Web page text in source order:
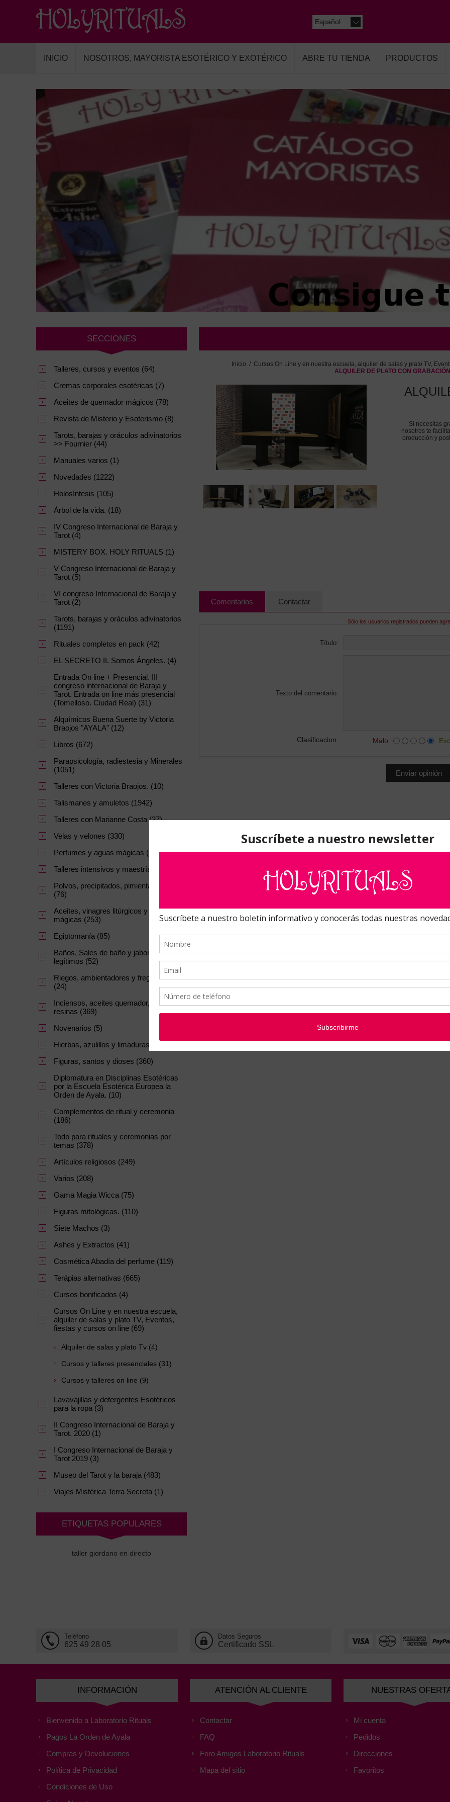
Español
INICIO NOSOTROS, MAYORISTA ESOTÉRICO Y EXOTÉRICO ABRE TU TIENDA PRODUCTOS
Inicio / Cursos On Line y en nuestra escuela, alquiler de salas y plato TV,
ALQUILER DE PLATO CON
Si necesitas
nosotros te
producción y
Comentarios Contactar
Sólo los usuarios registrados pueden
Título:
Texto del comentario:
Clasificacion: Malo
SECCIONES
Talleres, cursos y eventos (64)
Cremas corporales esotéricas (7)
Aceites de quemador mágicos (78)
Revista de Misterio y Esoterismo (8)
Tarots, barajas y oráculos adivinatorios
>> Fournier (44)
Manuales varios (1)
Novedades (1222)
Holosíntesis (105)
Árbol de la vida. (18)
IV Congreso Internacional de Baraja y
Tarot (4)
MISTERY BOX. HOLY RITUALS (1)
V Congreso Internacional de Baraja y
Tarot (5)
VI congreso Internacional de Baraja y
Tarot (2)
Tarots, barajas y oráculos adivinatorios
(1191)
Rituales completos en pack (42)
EL SECRETO II. Somos Ángeles. (4)
Entrada On line + Presencial. III
congreso internacional de Baraja y
Tarot. Entrada on line más presencial
(Tomelloso. Ciudad Real) (31)
Alquímicos Buena Suerte by Victoria
Braojos "AYALA" (12)
Libros (672)
Parapsicología, radiestesia y Minerales
(1051)
Talleres con Victoria Braojos. (10)
Talismanes y amuletos (1942)
Talleres con Marianne Costa (27)
Velas y velones (330)
Perfumes y aguas mágicas (47)
Talleres intensivos y maestrías. (64)
Polvos, precipitados, pimientas y sales
(76)
Aceites, vinagres litúrgicos y tintas
mágicas (253)
Egiptomanía (85)
Baños, Sales de baño y jabones
legítimos (52)
Riegos, ambientadores y fregasuelos
(24)
Inciensos, aceites quemador, carbon y
resinas (369)
Novenarios (5)
Hierbas, azulillos y limaduras (145)
Figuras, santos y dioses (360)
Diplomatura en Disciplinas Esotéricas
por la Escuela Esotérica Europea la
Orden de Ayala. (10)
Complementos de ritual y ceremonia
(186)
Todo para rituales y ceremonias por
temas (378)
Artículos religiosos (249)
Varios (208)
Gama Magia Wicca (75)
Figuras mitológicas. (110)
Siete Machos (3)
Ashes y Extractos (41)
Cosmética Abadía del perfume (119)
Terápias alternativas (665)
Cursos bonificados (4)
Cursos On Line y en nuestra escuela,
alquiler de salas y plato TV, Eventos,
fiestas y cursos on line (69)
Alquiler de salas y plato Tv (4)
Cursos y talleres presenciales (31)
Cursos y talleres on line (9)
Lavavajillas y detergentes Esotéricos
para la ropa (3)
II Congreso Internacional de Baraja y
Tarot. 2020 (1)
I Congreso Internacional de Baraja y
Tarot 2019 (3)
Museo del Tarot y la baraja (483)
Viajes Mistérica Terra Secreta (1)
ETIQUETAS POPULARES
taller giordano en directo
Teléfono
625 49 28 05
Datos Seguros
Certificado SSL
INFORMACIÓN
Bienvenido a Laboratorio Rituals
Pagos La Orden de Ayala
Compras y Devoluciones
Política de Privacidad
Condiciones de Uso
ATENCIÓN AL CLIENTE
Contactar
FAQ
Foro Amigos Laboratorio Rituals
Mapa del sitio
NUESTRAS
Mi cuenta
Pedidos
Direcciones
Favoritos